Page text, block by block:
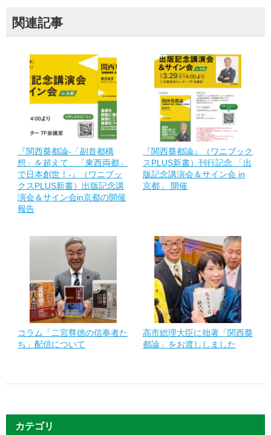
関連記事
『関西奠都論-「副首都構
想」を超えて、「東西両都」
で日本創世！-』（ワニブッ
クスPLUS新書）出版記念講
演会＆サイン会in京都の開催
報告
『関西奠都論』（ワニブック
スPLUS新書）刊行記念 「出
版記念講演会＆サイン会 in
京都」 開催
コラム「二宮尊徳の信奉者た
ち」配信について
高市総理大臣に拙著「関西奠
都論」をお渡ししました
カテゴリ